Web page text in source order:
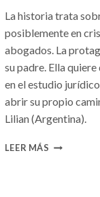
La historia trata
posiblemente en
abogados. La
su padre. Ella
en el estudio
abrir su propio
Lilian (Argentina).
LEER MÁS CONSULTA